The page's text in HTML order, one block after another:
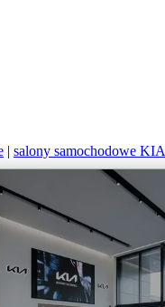
| salony samochodowe KIA